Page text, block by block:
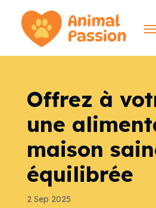
Offrez à
une
maison
équilibrée
2 Sep 2025